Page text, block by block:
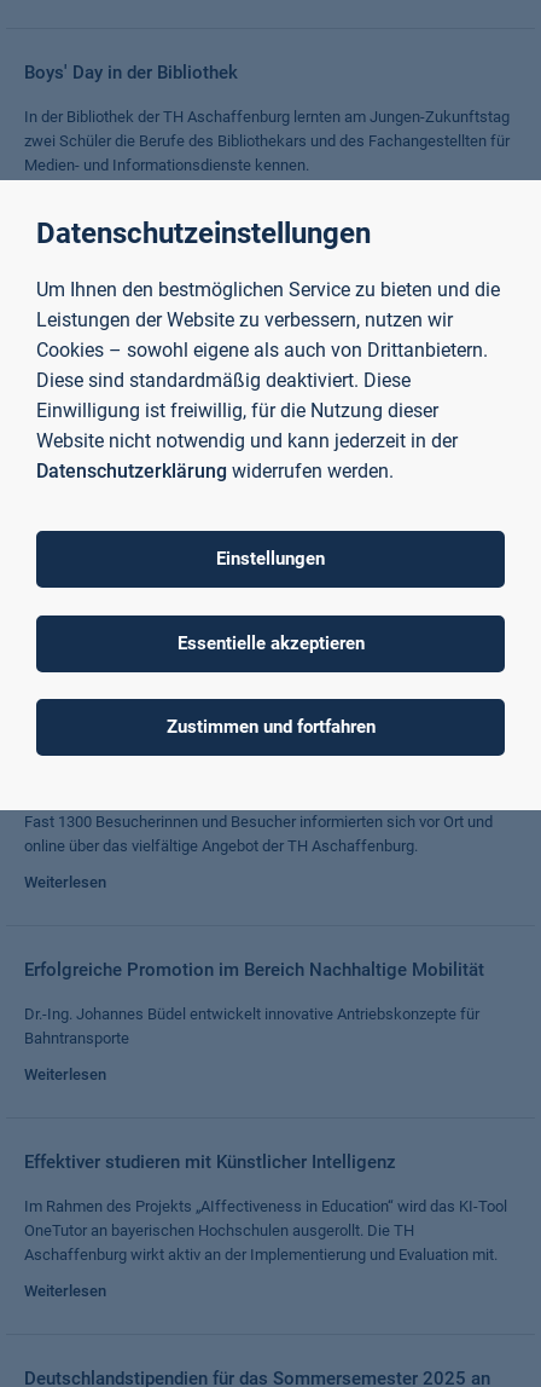
Boys' Day in der Bibliothek
In der Bibliothek der TH Aschaffenburg lernten am Jungen-Zukunftstag
zwei Schüler die Berufe des Bibliothekars und des Fachangestellten für
Medien- und Informationsdienste kennen.
Von Aschaffenburg nach Europa, in die Welt und wieder
zurück
Gastvortrag eines EU-Beamten der EU-Delegation bei der Afrikanischen
Union bot Studierenden des Masterstudiengangs International
Management eine einzigartige Gelegenheit für Diskussionen und
Networking
Weiterlesen
Die Bibliothek am Studieninfotag
Türen für interessierte Besucherinnen und Besucher.
Studieninfotag 2025: Einblick in das praxisorientierte
Fast 1300 Besucherinnen und Besucher informierten sich vor Ort und
online über das vielfältige Angebot der TH Aschaffenburg.
Weiterlesen
Erfolgreiche Promotion im Bereich Nachhaltige Mobilität
Dr.-Ing. Johannes Büdel entwickelt innovative Antriebskonzepte für
Bahntransporte
Weiterlesen
Effektiver studieren mit Künstlicher Intelligenz
Im Rahmen des Projekts „AIffectiveness in Education“ wird das KI-Tool
OneTutor an bayerischen Hochschulen ausgerollt. Die TH
Aschaffenburg wirkt aktiv an der Implementierung und Evaluation mit.
Weiterlesen
Deutschlandstipendien für das Sommersemester 2025 an
Datenschutzeinstellungen
Um Ihnen den bestmöglichen Service zu bieten und die
Leistungen der Website zu verbessern, nutzen wir
Cookies – sowohl eigene als auch von Drittanbietern.
Diese sind standardmäßig deaktiviert. Diese
Einwilligung ist freiwillig, für die Nutzung dieser
Website nicht notwendig und kann jederzeit in der
Datenschutzerklärung widerrufen werden.
Einstellungen
Essentielle akzeptieren
Zustimmen und fortfahren